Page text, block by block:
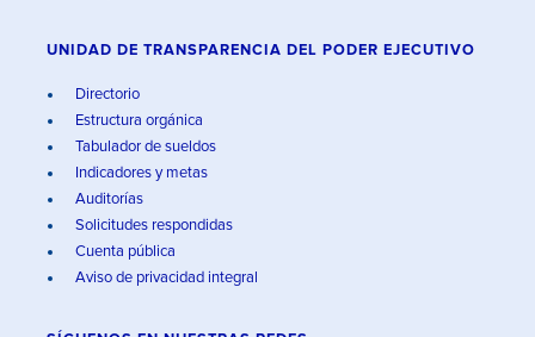
UNIDAD DE TRANSPARENCIA DEL PODER EJECUTIVO
Directorio
Estructura orgánica
Tabulador de sueldos
Indicadores y metas
Auditorías
Solicitudes respondidas
Cuenta pública
Aviso de privacidad integral